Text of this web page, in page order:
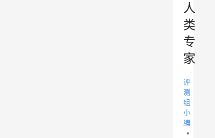
人
类
专
家
评
测
组
小
编
•